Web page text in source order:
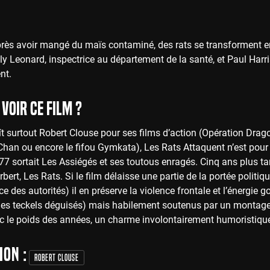
avoir mangé du maïs contaminé, des rats se transforment
Leonard, inspectrice au département de la santé, et Paul
ce film ?
surtout Robert Clouse pour ses films d’action (Opération
ou encore le fifou Gymkata), Les Rats Attaquent n’est
sortait Les Assiégés et ses toutous enragés. Cinq ans plus
Les Rats. Si le film délaisse une partie de la portée
des autorités) il en préserve la violence frontale et l’énergie
teckels déguisés) mais habilement soutenus par un
le poids des années, un charme involontairement
: Robert Clouse